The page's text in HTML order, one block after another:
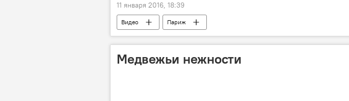
11 января 2016, 18:39
Видео Париж
Медвежьи нежности